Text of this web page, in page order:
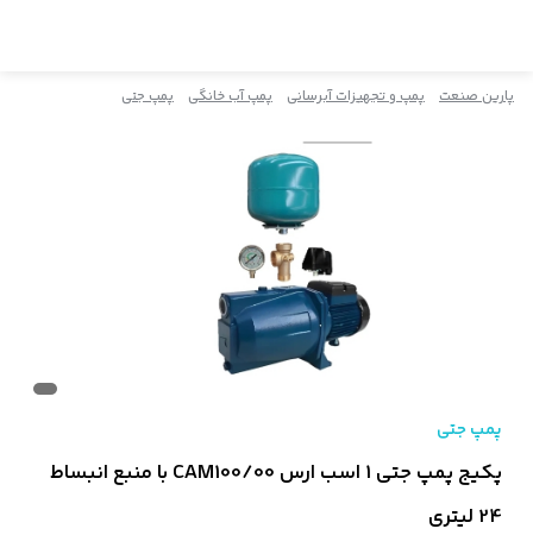
پارین صنعت پمپ و تجهیزات آبرسانی پمپ آب خانگی پمپ جتی
پمپ جتی
پکیج پمپ جتی 1 اسب ارس CAM100/00 با منبع انبساط
24 لیتری